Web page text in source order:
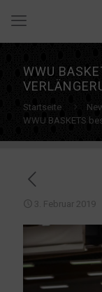
WWU
Startseite
WWU BASKETS
3. Februar 2019